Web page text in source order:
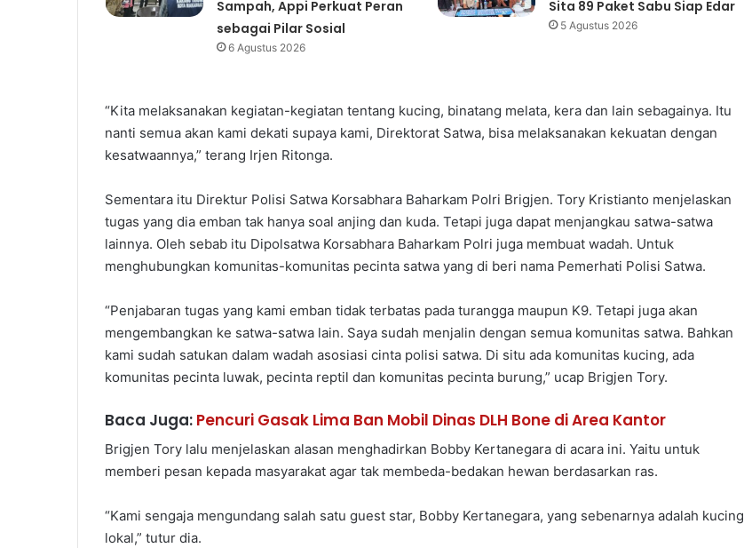
Sampah, Appi Perkuat Peran
sebagai Pilar Sosial
6 Agustus 2026
Sita 89 Paket Sabu Siap Edar
5 Agustus 2026
“Kita melaksanakan kegiatan-kegiatan tentang kucing, binatang melata, kera dan lain sebagainya. Itu
nanti semua akan kami dekati supaya kami, Direktorat Satwa, bisa melaksanakan kekuatan dengan
kesatwaannya,” terang Irjen Ritonga.
Sementara itu Direktur Polisi Satwa Korsabhara Baharkam Polri Brigjen. Tory Kristianto menjelaskan
tugas yang dia emban tak hanya soal anjing dan kuda. Tetapi juga dapat menjangkau satwa-satwa
lainnya. Oleh sebab itu Dipolsatwa Korsabhara Baharkam Polri juga membuat wadah. Untuk
menghubungkan komunitas-komunitas pecinta satwa yang di beri nama Pemerhati Polisi Satwa.
“Penjabaran tugas yang kami emban tidak terbatas pada turangga maupun K9. Tetapi juga akan
mengembangkan ke satwa-satwa lain. Saya sudah menjalin dengan semua komunitas satwa. Bahkan
kami sudah satukan dalam wadah asosiasi cinta polisi satwa. Di situ ada komunitas kucing, ada
komunitas pecinta luwak, pecinta reptil dan komunitas pecinta burung,” ucap Brigjen Tory.
Baca Juga: Pencuri Gasak Lima Ban Mobil Dinas DLH Bone di Area Kantor
Brigjen Tory lalu menjelaskan alasan menghadirkan Bobby Kertanegara di acara ini. Yaitu untuk
memberi pesan kepada masyarakat agar tak membeda-bedakan hewan berdasarkan ras.
“Kami sengaja mengundang salah satu guest star, Bobby Kertanegara, yang sebenarnya adalah kucing
lokal,” tutur dia.